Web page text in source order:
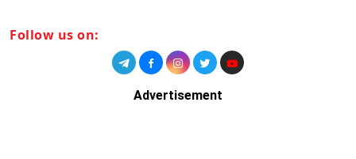
Follow us on:
Advertisement